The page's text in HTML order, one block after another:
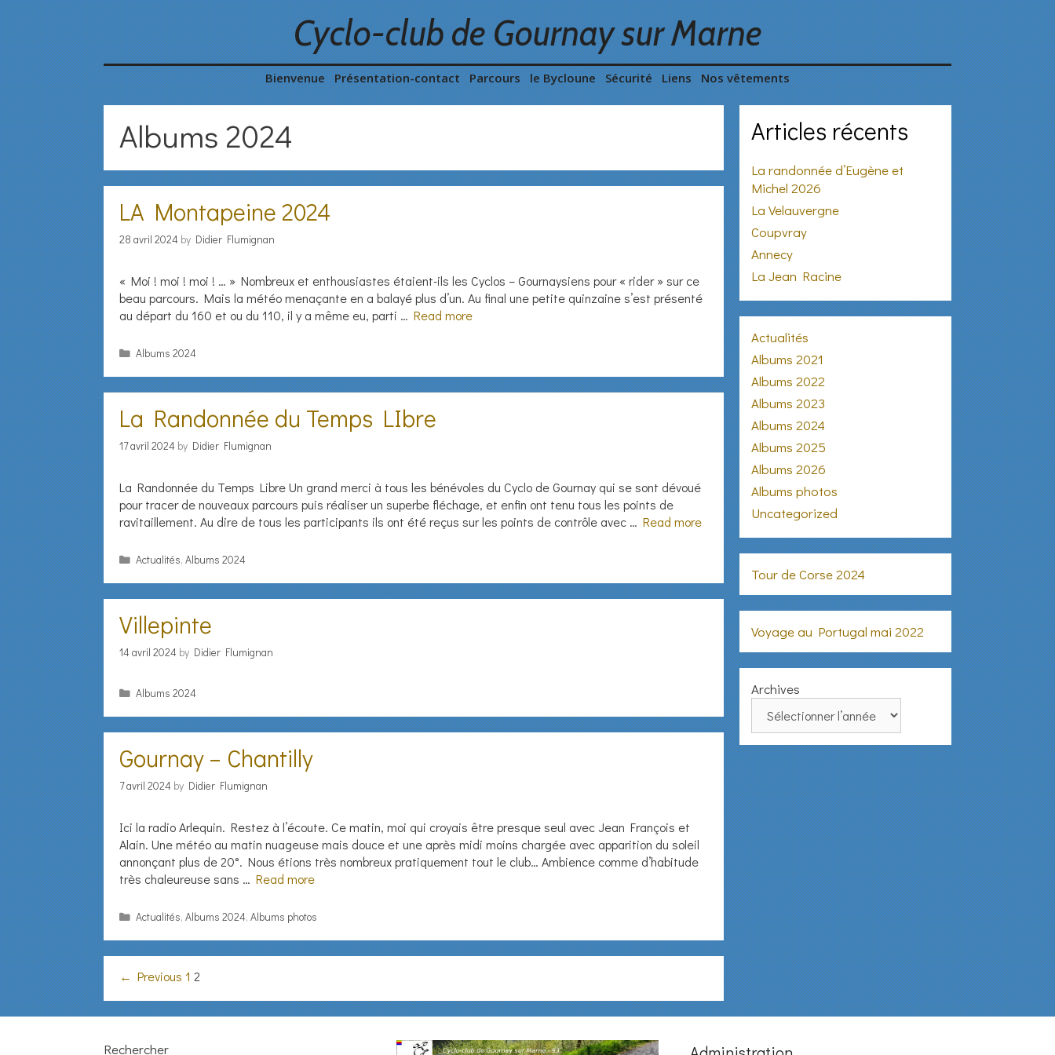
Skip
to
content
Cyclo-club de Gournay sur Marne
Bienvenue Présentation-contact Parcours le Bycloune Sécurité Liens Nos vêtements
Albums 2024
LA Montapeine 2024
28 avril 2024 by Didier Flumignan
« Moi ! moi ! moi ! … » Nombreux et enthousiastes étaient-ils les Cyclos – Gournaysiens pour « rider » sur ce
beau parcours. Mais la météo menaçante en a balayé plus d’un. Au final une petite quinzaine s’est présenté
au départ du 160 et ou du 110, il y a même eu, parti … Read more
Categories
Albums 2024
La Randonnée du Temps LIbre
17 avril 2024 by Didier Flumignan
La Randonnée du Temps Libre Un grand merci à tous les bénévoles du Cyclo de Gournay qui se sont dévoué
pour tracer de nouveaux parcours puis réaliser un superbe fléchage, et enfin ont tenu tous les points de
ravitaillement. Au dire de tous les participants ils ont été reçus sur les points de contrôle avec … Read more
Categories
Actualités,Albums 2024
Villepinte
14 avril 2024 by Didier Flumignan
Categories
Albums 2024
Gournay – Chantilly
7 avril 2024 by Didier Flumignan
Ici la radio Arlequin. Restez à l’écoute. Ce matin, moi qui croyais être presque seul avec Jean François et
Alain. Une météo au matin nuageuse mais douce et une après midi moins chargée avec apparition du soleil
annonçant plus de 20°. Nous étions très nombreux pratiquement tout le club… Ambience comme d’habitude
très chaleureuse sans … Read more
Categories
Actualités,Albums 2024,Albums photos
Post
← Previous 1 2
Articles récents
La randonnée d’Eugène et
Michel 2026
La Velauvergne
Coupvray
Annecy
La Jean Racine
Actualités
Albums 2021
Albums 2022
Albums 2023
Albums 2024
Albums 2025
Albums 2026
Albums photos
Uncategorized
Tour de Corse 2024
Voyage au Portugal mai 2022
Archives
Rechercher